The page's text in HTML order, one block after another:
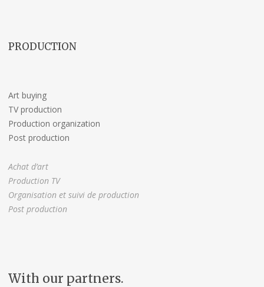
PRODUCTION
Art buying
TV production
Production organization
Post production
Achat d’art
Production TV
Organisation et suivi de production
Post production
With our partners.